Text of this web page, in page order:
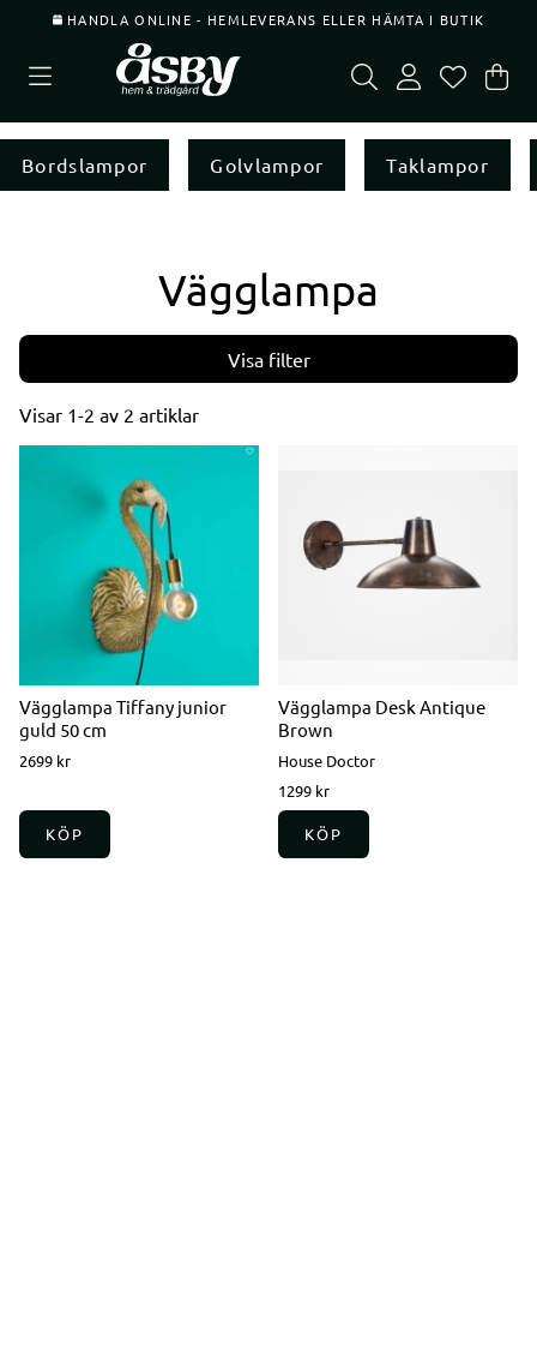
HANDLA ONLINE - HEMLEVERANS ELLER HÄMTA I BUTIK
.
Bordslampor Golvlampor Taklampor
Vägglampa
Filtrera
Visar 1-2 av 2 artiklar
Vägglampa Tiffany junior
guld 50 cm
2699 kr
KÖP
Vägglampa Desk Antique
Brown
House Doctor
1299 kr
KÖP